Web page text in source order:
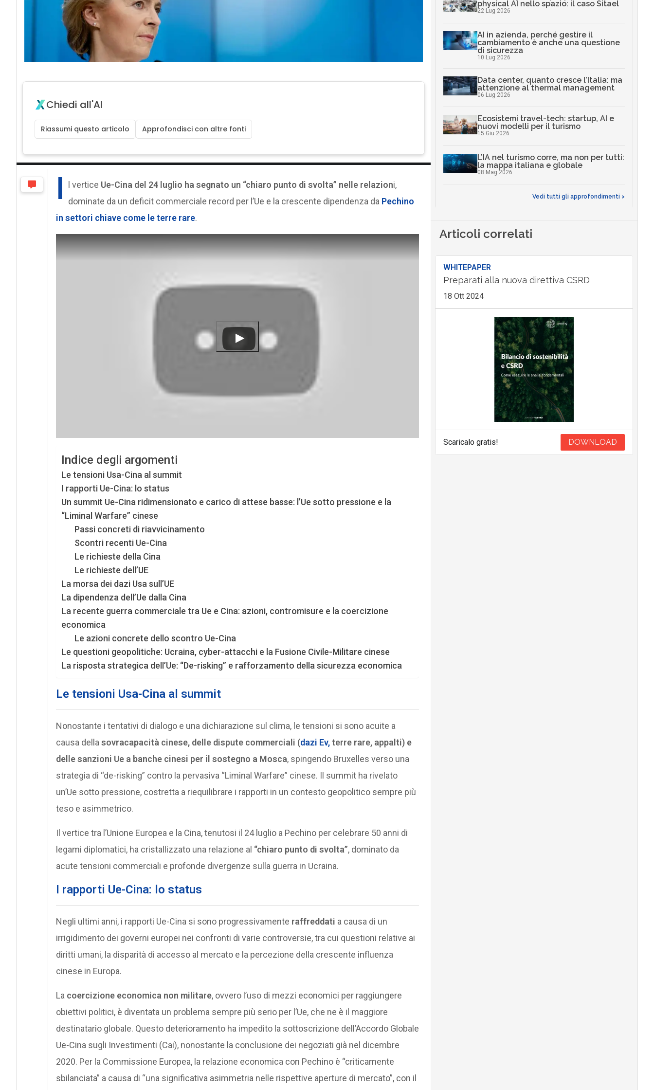
Chiedi all'AI
Riassumi questo articolo Approfondisci con altre fonti
I l vertice Ue-Cina del 24 luglio ha segnato un “chiaro punto di svolta” nelle relazioni,
dominate da un deficit commerciale record per l’Ue e la crescente dipendenza da Pechino
in settori chiave comele terre rare.
Indice degli argomenti
Le tensioni Usa-Cina al summit
I rapporti Ue-Cina: lo status
Un summit Ue-Cina ridimensionato e carico di attese basse: l’Ue sotto pressione e la
“Liminal Warfare” cinese
Passi concreti di riavvicinamento
Scontri recenti Ue-Cina
Le richieste della Cina
Le richieste dell’UE
La morsa dei dazi Usa sull’UE
La dipendenza dell’Ue dalla Cina
La recente guerra commerciale tra Ue e Cina: azioni, contromisure e la coercizione
economica
Le azioni concrete dello scontro Ue-Cina
Le questioni geopolitiche: Ucraina, cyber-attacchi e la Fusione Civile-Militare cinese
La risposta strategica dell’Ue: “De-risking” e rafforzamento della sicurezza economica
Le tensioni Usa-Cina al summit
Nonostante i tentativi di dialogo e una dichiarazione sul clima, le tensioni si sono acuite a
causa dellasovracapacità cinese, delle dispute commerciali (dazi Ev,terre rare, appalti) e
delle sanzioni Ue a banche cinesi per il sostegno a Mosca, spingendo Bruxelles verso una
strategia di “de-risking” contro la pervasiva “Liminal Warfare” cinese. Il summit ha rivelato
un’Ue sotto pressione, costretta a riequilibrare i rapporti in un contesto geopolitico sempre più
teso e asimmetrico.
Il vertice tra l’Unione Europea e la Cina, tenutosi il 24 luglio a Pechino per celebrare 50 anni di
legami diplomatici, ha cristallizzato una relazione al “chiaro punto di svolta”, dominato da
acute tensioni commerciali e profonde divergenze sulla guerra in Ucraina.
I rapporti Ue-Cina: lo status
Negli ultimi anni, i rapporti Ue-Cina si sono progressivamente raffreddati a causa di un
irrigidimento dei governi europei nei confronti di varie controversie, tra cui questioni relative ai
diritti umani, la disparità di accesso al mercato e la percezione della crescente influenza
cinese in Europa.
La coercizione economica non militare, ovvero l’uso di mezzi economici per raggiungere
obiettivi politici, è diventata un problema sempre più serio per l’Ue, che ne è il maggiore
destinatario globale. Questo deterioramento ha impedito la sottoscrizione dell’Accordo Globale
Ue-Cina sugli Investimenti (Cai), nonostante la conclusione dei negoziati già nel dicembre
2020. Per la Commissione Europea, la relazione economica con Pechino è “criticamente
sbilanciata” a causa di “una significativa asimmetria nelle rispettive aperture di mercato”, con il
physical AI nello spazio: il caso Sitael
22 Lug 2026
AI in azienda, perché gestire il
cambiamento è anche una questione
di sicurezza
10 Lug 2026
Data center, quanto cresce l’Italia: ma
attenzione al thermal management
06 Lug 2026
Ecosistemi travel-tech: startup, AI e
nuovi modelli per il turismo
15 Giu 2026
L’IA nel turismo corre, ma non per tutti:
la mappa italiana e globale
08 Mag 2026
Vedi tutti gli approfondimenti >
Articoli correlati
WHITEPAPER
Preparati alla nuova direttiva CSRD
18 Ott 2024
Scaricalo gratis! DOWNLOAD